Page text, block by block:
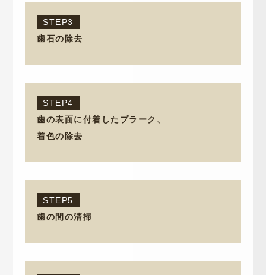
STEP3
歯石の除去
STEP4
歯の表面に付着したプラーク、
着色の除去
STEP5
歯の間の清掃